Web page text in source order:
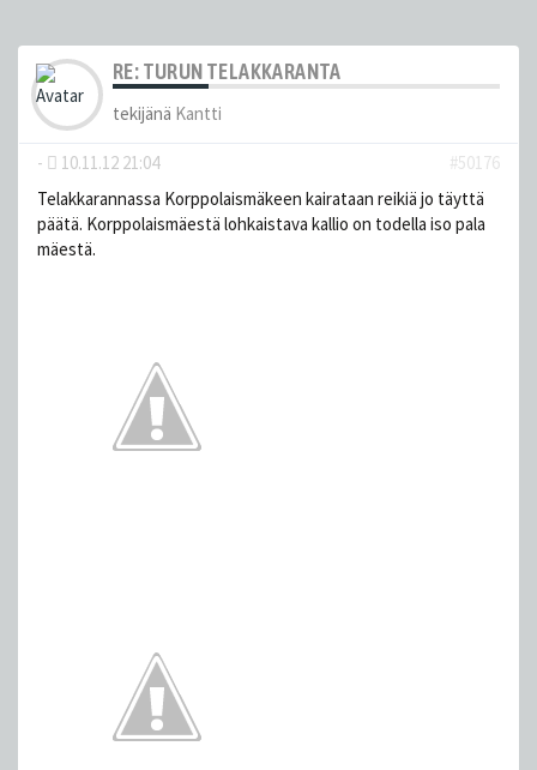
RE: TURUN TELAKKARANTA
tekijänä Kantti
- 10.11.12 21:04
#50176
Telakkarannassa Korppolaismäkeen kairataan reikiä jo täyttä
päätä. Korppolaismäestä lohkaistava kallio on todella iso pala
mäestä.